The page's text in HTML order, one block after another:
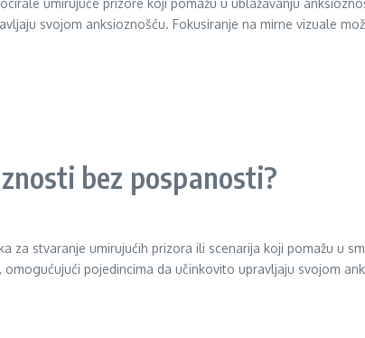
umirujuće prizore koji pomažu u ublažavanju
svojom anksioznošću. Fokusiranje na mirne vizuale
bez pospanosti?
za stvaranje umirujućih prizora ili scenarija koji pomažu u
pojedincima da učinkovito upravljaju svojom